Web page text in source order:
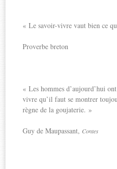
« Le savoir-vivre vaut bien ce
Proverbe breton
« Les hommes d’aujourd’hui
vivre qu’il faut se montrer
règne de la goujaterie. »
Guy de Maupassant, Contes